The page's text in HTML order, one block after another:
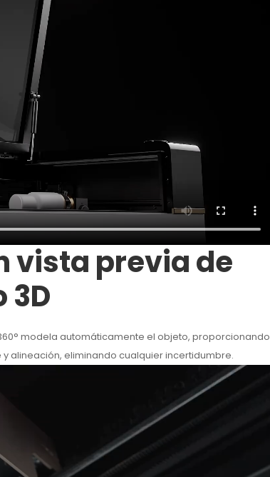
vista previa de
3D
modela automáticamente el objeto, proporcionando
alineación, eliminando cualquier incertidumbre.